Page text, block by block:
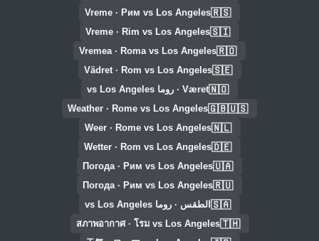
🇷🇸
Vreme · Рим vs Los Angeles
🇸🇮
Vreme · Rim vs Los Angeles
🇷🇴
Vremea · Roma vs Los Angeles
🇸🇪
Vädret · Rom vs Los Angeles
🇳🇴Været · روما vs Los Angeles
🇬🇧🇺🇸
Weather · Rome vs Los Angeles
🇳🇱
Weer · Rome vs Los Angeles
🇩🇪
Wetter · Rom vs Los Angeles
🇺🇦
Погода · Рим vs Los Angeles
🇷🇺
Погода · Рим vs Los Angeles
🇸🇦 الطقس · روما vs Los Angeles
🇹🇭
สภาพอากาศ · โรม vs Los Angeles